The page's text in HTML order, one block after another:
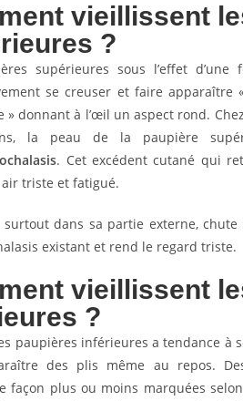
vieillissent
?
supérieures sous l’effet d’une
se creuser et faire apparaître
» donnant à l’œil un aspect rond.
la peau de la paupière
. Cet excédent cutané qui
triste et fatigué.
surtout dans sa partie externe, chute
existant et rend le regard triste.
vieillissent
?
paupières inférieures a tendance à
des plis même au repos.
façon plus ou moins marquées